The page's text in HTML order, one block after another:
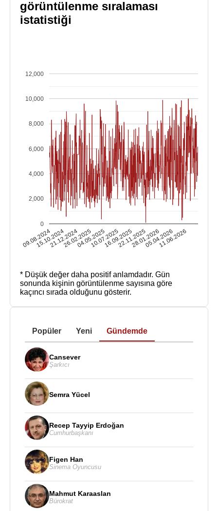
görüntülenme sıralaması
istatistiği
09.08.2024
15.10.2024
21.12.2024
26.02.2025
04.05.2025
10.07.2025
16.09.2025
22.11.2025
28.01.2026
05.04.2026
11.06.2026
0
2,000
4,000
6,000
8,000
10,000
12,000
* Düşük değer daha positif anlamdadır. Gün
sonunda kişinin görüntülenme sayısına göre
kaçıncı sırada olduğunu gösterir.
Popüler Yeni Gündemde
Cansever
Şarkıcı
Semra Yücel
Recep Tayyip Erdoğan
Cumhurbaşkanı
Figen Han
Sinema Oyuncusu
Mahmut Karaaslan
Bürokrat